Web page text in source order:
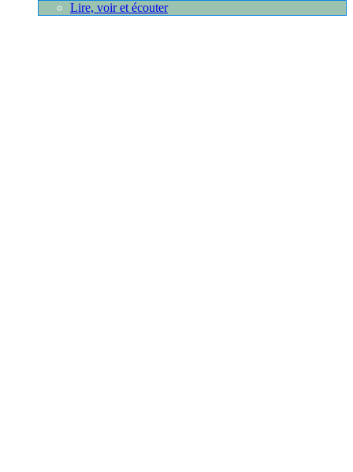
Lire, voir et écouter